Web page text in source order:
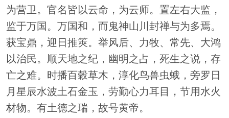
为营卫。官名皆以云命，为云师。置左右大监，
监于万国。万国和，而鬼神山川封禅与为多焉。
获宝鼎，迎日推筴。举风后、力牧、常先、大鸿
以治民。顺天地之纪，幽明之占，死生之说，存
亡之难。时播百穀草木，淳化鸟兽虫蛾，旁罗日
月星辰水波土石金玉，劳勤心力耳目，节用水火
材物。有土德之瑞，故号黄帝。